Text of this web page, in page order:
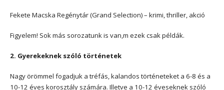
Fekete Macska Regénytár (Grand Selection) – krimi, thriller, akció
Figyelem! Sok más sorozatunk is van,m ezek csak példák.
2. Gyerekeknek szóló történetek
Nagy örömmel fogadjuk a tréfás, kalandos történeteket a 6-8 és a
10-12 éves korosztály számára. Illetve a 10-12 éveseknek szóló